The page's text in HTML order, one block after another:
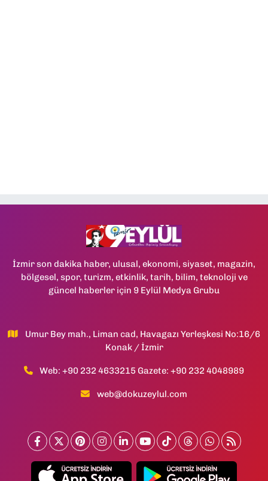
İzmir son dakika haber, ulusal, ekonomi, siyaset, magazin,
bölgesel, spor, turizm, etkinlik, tarih, bilim, teknoloji ve
güncel haberler için 9 Eylül Medya Grubu
Umur Bey mah., Liman cad, Havagazı Yerleşkesi No:16/6
Konak / İzmir
Web: +90 232 4633215 Gazete: +90 232 4048989
web@dokuzeylul.com